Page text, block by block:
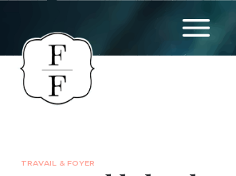
TRAVAIL & FOYER